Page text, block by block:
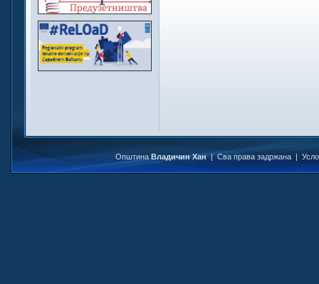
Општина Владичин Хан| Сва права задржана |